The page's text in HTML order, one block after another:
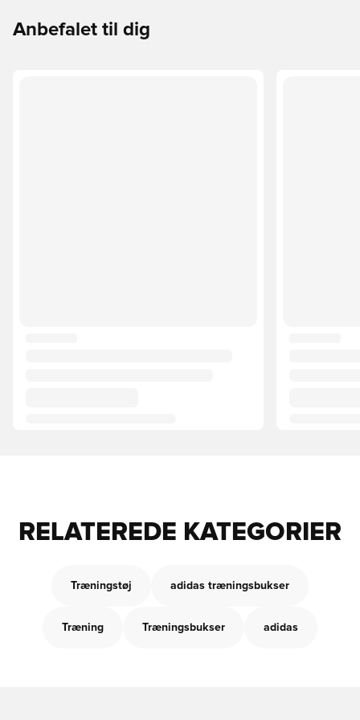
Anbefalet til dig
RELATEREDE KATEGORIER
Træningstøj adidas træningsbukser
Træning Træningsbukser adidas